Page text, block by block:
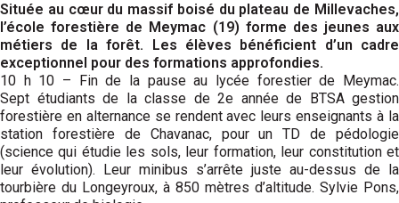
Située au cœur du massif boisé du plateau de Millevaches,
l’école forestière de Meymac (19) forme des jeunes aux
métiers de la forêt. Les élèves bénéficient d’un cadre
exceptionnel pour des formations approfondies.
10 h 10 – Fin de la pause au lycée forestier de Meymac.
Sept étudiants de la classe de 2e année de BTSA gestion
forestière en alternance se rendent avec leurs enseignants à la
station forestière de Chavanac, pour un TD de pédologie
(science qui étudie les sols, leur formation, leur constitution et
leur évolution). Leur minibus s’arrête juste au-dessus de la
tourbière du Longeyroux, à 850 mètres d’altitude. Sylvie Pons,